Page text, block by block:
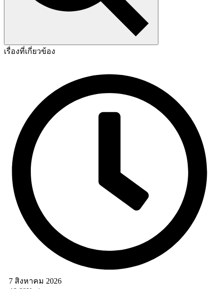
เรื่องที่เกี่ยวข้อง
7 สิงหาคม 2026